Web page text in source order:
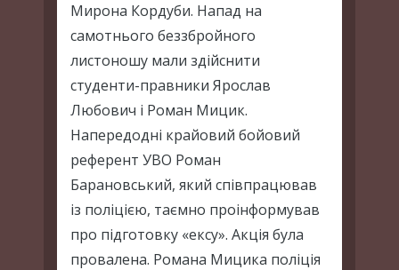
Мирона Кордуби. Напад на
самотнього беззбройного
листоношу мали здійснити
студенти-правники Ярослав
Любович і Роман Мицик.
Напередодні крайовий бойовий
референт УВО Роман
Барановський, який співпрацював
із поліцією, таємно проінформував
про підготовку «ексу». Акція була
провалена. Романа Мицика поліція